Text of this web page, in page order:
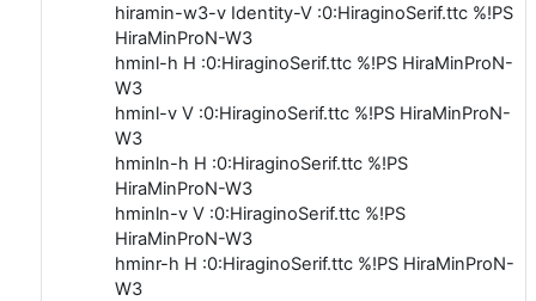
hiramin-w3-v Identity-V :0:HiraginoSerif.ttc %!PS
HiraMinProN-W3
hminl-h H :0:HiraginoSerif.ttc %!PS HiraMinProN-
W3
hminl-v V :0:HiraginoSerif.ttc %!PS HiraMinProN-
W3
hminln-h H :0:HiraginoSerif.ttc %!PS
HiraMinProN-W3
hminln-v V :0:HiraginoSerif.ttc %!PS
HiraMinProN-W3
hminr-h H :0:HiraginoSerif.ttc %!PS HiraMinProN-
W3